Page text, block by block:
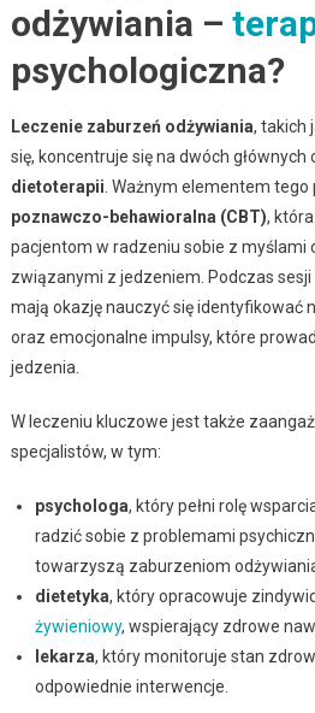
odżywiania –
psychologiczna?
Leczenie zaburzeń odżywiania, takich
się, koncentruje się na dwóch głównych
dietoterapii . Ważnym elementem
poznawczo-behawioralna (CBT),
pacjentom w radzeniu sobie z myślami
związanymi z jedzeniem. Podczas
mają okazję nauczyć się identyfikować
oraz emocjonalne impulsy, które
jedzenia.
W leczeniu kluczowe jest także
specjalistów, w tym:
psychologa, który pełni rolę
radzić sobie z problemami
towarzyszą zaburzeniom
dietetyka, który opracowuje
żywieniowy, wspierający zdrowe
lekarza, który monitoruje stan
odpowiednie interwencje.